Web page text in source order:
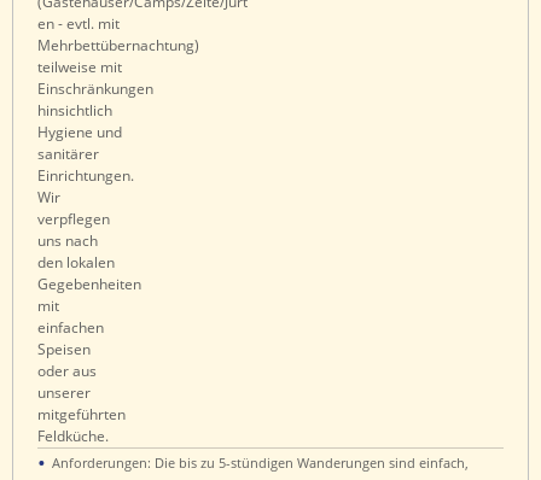
• Anforderungen: Die bis zu 5-stündigen Wanderungen sind einfach,